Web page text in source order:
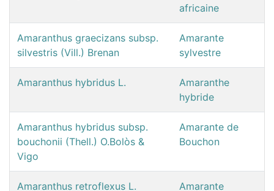
africaine
Amaranthus graecizans subsp.
silvestris (Vill.) Brenan
Amarante
sylvestre
Amaranthus hybridus L.
Amaranthe
hybride
Amaranthus hybridus subsp.
bouchonii (Thell.) O.Bolòs &
Vigo
Amarante de
Bouchon
Amaranthus retroflexus L.
Amarante